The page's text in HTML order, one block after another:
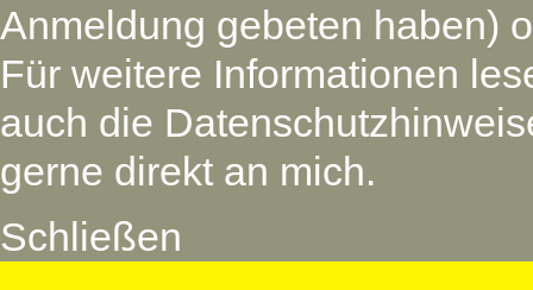
Anmeldung gebeten haben)
Für weitere Informationen
auch die
gerne direkt an mich.
Schließen